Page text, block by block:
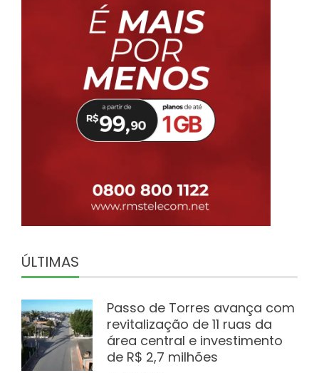
ÚLTIMAS
Passo de Torres avança com
revitalização de 11 ruas da
área central e investimento
de R$ 2,7 milhões